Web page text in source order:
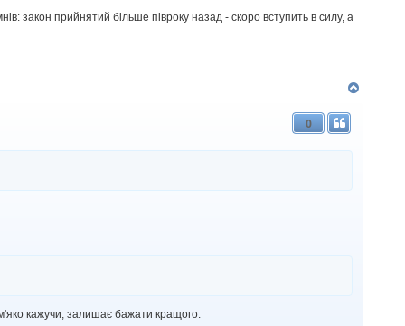
закон прийнятий більше півроку назад - скоро вступить в силу, а
0
кажучи, залишає бажати кращого.